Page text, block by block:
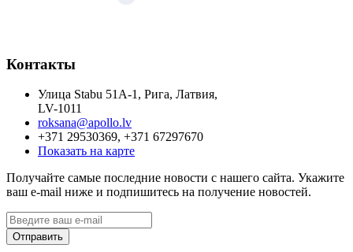
Контакты
Улица Stabu 51A-1, Рига, Латвия,
LV-1011
roksana@apollo.lv
+371 29530369, +371 67297670
Показать на карте
Получайте самые последние новости с нашего сайта. Укажите
ваш e-mail ниже и подпишитесь на получение новостей.